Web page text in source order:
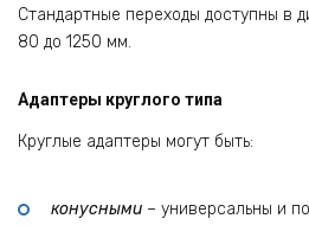
Стандартные переходы доступны в
80 до 1250 мм.
Адаптеры круглого типа
Круглые адаптеры могут быть:
конусными – универсальны и